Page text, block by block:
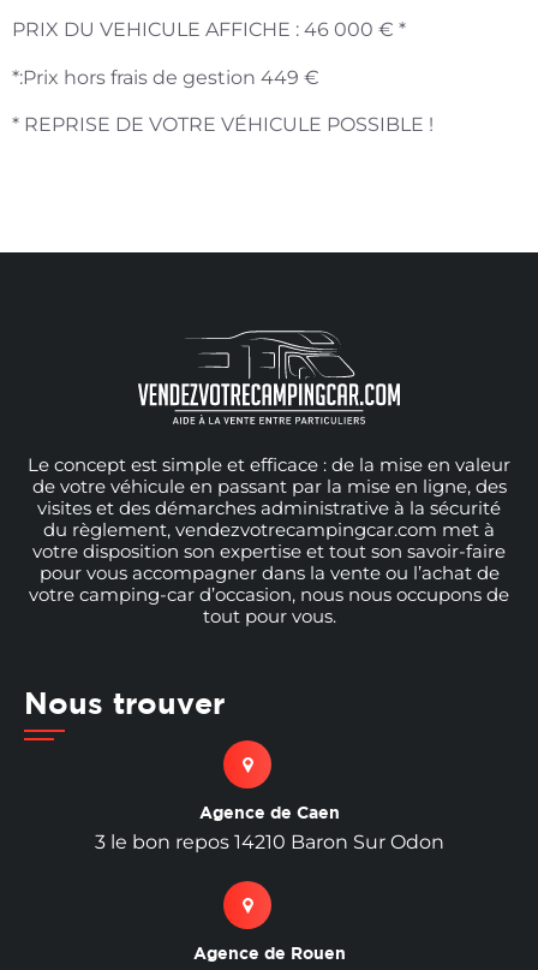
PRIX DU VEHICULE AFFICHE : 46 000 € *
*:Prix hors frais de gestion 449 €
* REPRISE DE VOTRE VÉHICULE POSSIBLE !
Le concept est simple et efficace : de la mise en valeur
de votre véhicule en passant par la mise en ligne, des
visites et des démarches administrative à la sécurité
du règlement, vendezvotrecampingcar.com met à
votre disposition son expertise et tout son savoir-faire
pour vous accompagner dans la vente ou l’achat de
votre camping-car d’occasion, nous nous occupons de
tout pour vous.
Nous trouver
Agence de Caen
3 le bon repos 14210 Baron Sur Odon
Agence de Rouen